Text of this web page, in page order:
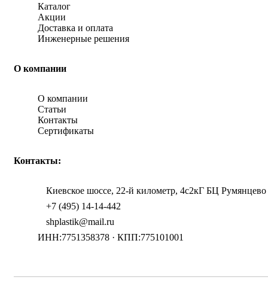
Каталог
Акции
Доставка и оплата
Инженерные решения
О компании
О компании
Статьи
Контакты
Сертификаты
Контакты:
Киевское шоссе, 22-й километр, 4с2кГ БЦ Румянцево
+7 (495) 14-14-442
shplastik@mail.ru
ИНН:7751358378 · КПП:775101001